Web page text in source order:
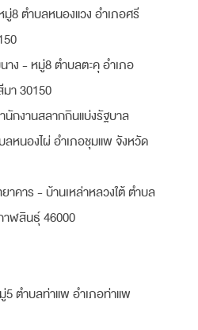
8 ตำบลหนองแวง อำเภอศรี
าง - หมู่8 ตำบลตะคุ อำเภอ
า 30150
นักงานสลากกินแบ่งรัฐบาล
หนองไผ่ อำเภอชุมแพ จังหวัด
าคาร - บ้านเหล่าหลวงใต้ ตำบล
าฬสินธุ์ 46000
5 ตำบลท่าแพ อำเภอท่าแพ